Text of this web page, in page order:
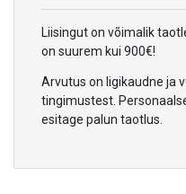
Liisingut on võimalik
on suurem kui 900€!
Arvutus on ligikaudne ja
tingimustest.
esitage palun taotlus.